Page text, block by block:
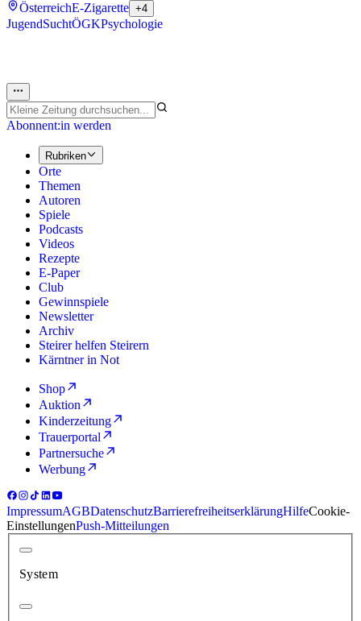
ÖsterreichE-Zigarette +4
JugendSuchtÖGKPsychologie
Abonnent:in werden
Rubriken
Orte
Themen
Autoren
Spiele
Podcasts
Videos
Rezepte
E-Paper
Club
Gewinnspiele
Newsletter
Archiv
Steirer helfen Steirern
Kärntner in Not
Shop
Auktion
Kinderzeitung
Trauerportal
Partnersuche
Werbung
ImpressumAGBDatenschutzBarrierefreiheitserklärungHilfeCookie-
EinstellungenPush-Mitteilungen
System